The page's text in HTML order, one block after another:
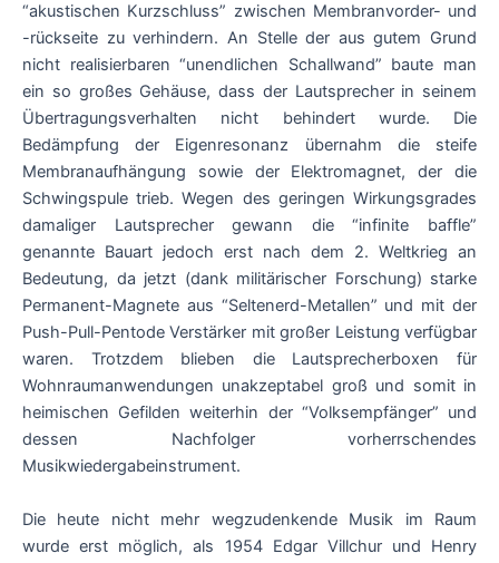
“akustischen Kurzschluss” zwischen Membranvorder- und
-rückseite zu verhindern. An Stelle der aus gutem Grund
nicht realisierbaren “unendlichen Schallwand” baute man
ein so großes Gehäuse, dass der Lautsprecher in seinem
Übertragungsverhalten nicht behindert wurde. Die
Bedämpfung der Eigenresonanz übernahm die steife
Membranaufhängung sowie der Elektromagnet, der die
Schwingspule trieb. Wegen des geringen Wirkungsgrades
damaliger Lautsprecher gewann die “infinite baffle”
genannte Bauart jedoch erst nach dem 2. Weltkrieg an
Bedeutung, da jetzt (dank militärischer Forschung) starke
Permanent-Magnete aus “Seltenerd-Metallen” und mit der
Push-Pull-Pentode Verstärker mit großer Leistung verfügbar
waren. Trotzdem blieben die Lautsprecherboxen für
Wohnraumanwendungen unakzeptabel groß und somit in
heimischen Gefilden weiterhin der “Volksempfänger” und
dessen Nachfolger vorherrschendes
Musikwiedergabeinstrument.
Die heute nicht mehr wegzudenkende Musik im Raum
wurde erst möglich, als 1954 Edgar Villchur und Henry